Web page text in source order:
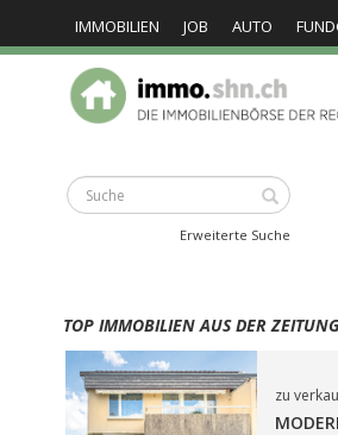
IMMOBILIEN JOB AUTO
Erweiterte Suche
TOP IMMOBILIEN AUS DER
zu